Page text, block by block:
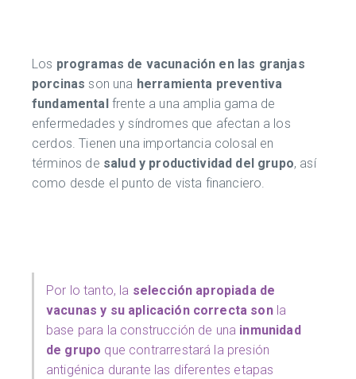
Los programas de vacunación en las granjas
porcinas son una herramienta preventiva
fundamentalfrente a una amplia gama de
enfermedades y síndromes que afectan a los
cerdos. Tienen una importancia colosal en
términos de salud y productividad del grupo, así
como desde el punto de vista financiero.
Por lo tanto, la selección apropiada de
vacunas y su aplicación correcta sonla
base para la construcción de una inmunidad
de grupo que contrarrestará la presión
antigénica durante las diferentes etapas